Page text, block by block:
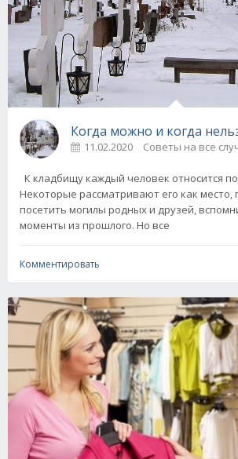
Когда можно и когда
11.02.2020 Советы на все
К кладбищу каждый человек относится
Некоторые рассматривают его как место,
посетить могилы родных и друзей,
моменты из прошлого. Но все
Комментировать